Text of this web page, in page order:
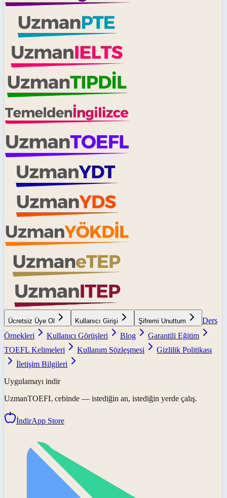
Ücretsiz Üye Ol Kullanıcı Girişi Şifremi Unuttum
Ders
Örnekleri
Kullanıcı Görüşleri Blog
Garantili Eğitim
TOEFL Kelimeleri
Kullanım Sözleşmesi
Gizlilik Politikası
İletişim Bilgileri
Uygulamayı indir
UzmanTOEFL cebinde — istediğin an, istediğin yerde çalış.
İndirApp Store